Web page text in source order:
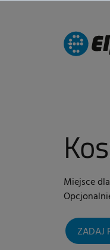
Miejsce
ZADAJ